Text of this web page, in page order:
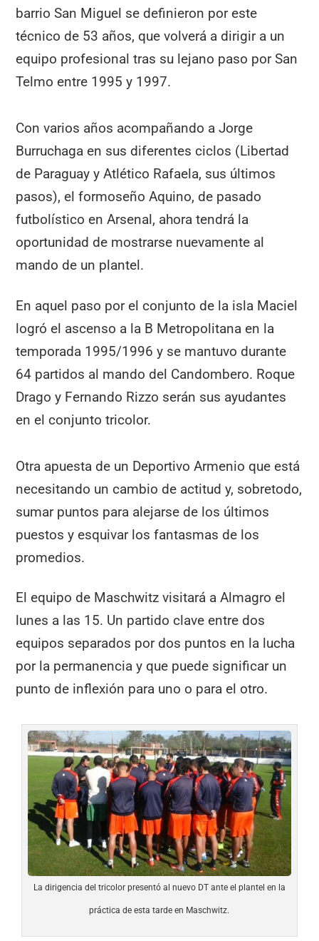
barrio San Miguel se definieron por este
técnico de 53 años, que volverá a dirigir a un
equipo profesional tras su lejano paso por San
Telmo entre 1995 y 1997.
Con varios años acompañando a Jorge
Burruchaga en sus diferentes ciclos (Libertad
de Paraguay y Atlético Rafaela, sus últimos
pasos), el formoseño Aquino, de pasado
futbolístico en Arsenal, ahora tendrá la
oportunidad de mostrarse nuevamente al
mando de un plantel.
En aquel paso por el conjunto de la isla Maciel
logró el ascenso a la B Metropolitana en la
temporada 1995/1996 y se mantuvo durante
64 partidos al mando del Candombero. Roque
Drago y Fernando Rizzo serán sus ayudantes
en el conjunto tricolor.
Otra apuesta de un Deportivo Armenio que está
necesitando un cambio de actitud y, sobretodo,
sumar puntos para alejarse de los últimos
puestos y esquivar los fantasmas de los
promedios.
El equipo de Maschwitz visitará a Almagro el
lunes a las 15. Un partido clave entre dos
equipos separados por dos puntos en la lucha
por la permanencia y que puede significar un
punto de inflexión para uno o para el otro.
La dirigencia del tricolor presentó al nuevo DT ante el plantel en la
práctica de esta tarde en Maschwitz.